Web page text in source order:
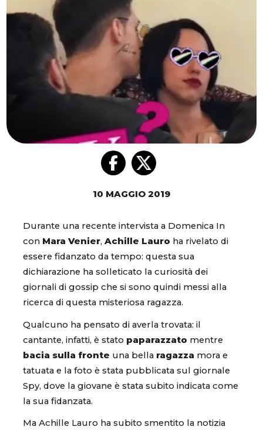
10 MAGGIO 2019
Durante una recente intervista a Domenica In
con Mara Venier, Achille Lauro ha rivelato di
essere fidanzato da tempo: questa sua
dichiarazione ha solleticato la curiosità dei
giornali di gossip che si sono quindi messi alla
ricerca di questa misteriosa ragazza.
Qualcuno ha pensato di averla trovata: il
cantante, infatti, è stato paparazzato mentre
bacia sulla fronte una bella ragazza mora e
tatuata e la foto è stata pubblicata sul giornale
Spy, dove la giovane è stata subito indicata come
la sua fidanzata.
Ma Achille Lauro ha subito smentito la notizia